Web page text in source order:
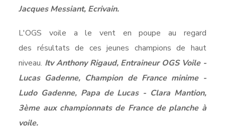
Jacques Messiant, Ecrivain.
L'OGS voile a le vent en poupe au regard
des résultats de ces jeunes champions de haut
niveau. Itv Anthony Rigaud, Entraineur OGS Voile -
Lucas Gadenne, Champion de France minime -
Ludo Gadenne, Papa de Lucas - Clara Mantion,
3ème aux championnats de France de planche à
voile.